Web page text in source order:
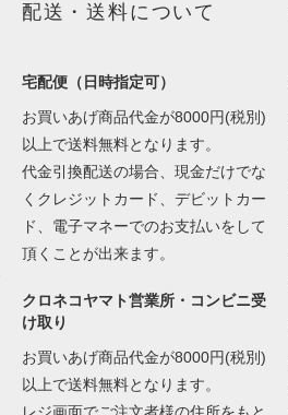
配送・送料について
宅配便（日時指定可）
お買いあげ商品代金が8000円(税別)
以上で送料無料となります。
代金引換配送の場合、現金だけでな
くクレジットカード、デビットカー
ド、電子マネーでのお支払いをして
頂くことが出来ます。
クロネコヤマト営業所・コンビニ受
け取り
お買いあげ商品代金が8000円(税別)
以上で送料無料となります。